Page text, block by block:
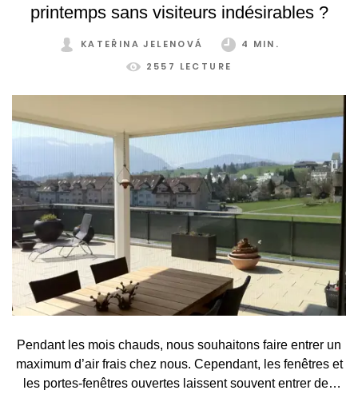
pouvez profiter de votre jardin d'hiver confortablement et
printemps sans visiteurs indésirables ?
KATEŘINA JELENOVÁ
4 MIN.
2557 LECTURE
Pendant les mois chauds, nous souhaitons faire entrer un
maximum d’air frais chez nous. Cependant, les fenêtres et
les portes-fenêtres ouvertes laissent souvent entrer des